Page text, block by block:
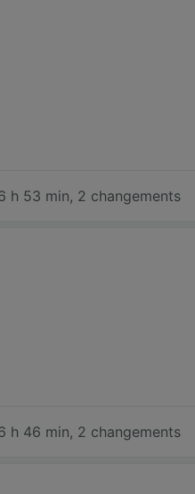
h 53 min, 2 changements
h 46 min, 2 changements